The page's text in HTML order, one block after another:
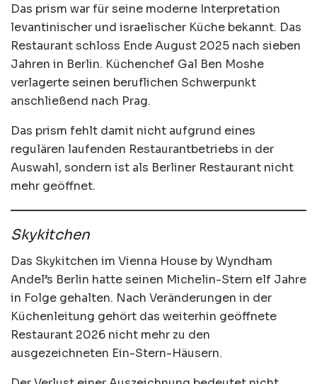
Das prism war für seine moderne Interpretation
levantinischer und israelischer Küche bekannt. Das
Restaurant schloss Ende August 2025 nach sieben
Jahren in Berlin. Küchenchef Gal Ben Moshe
verlagerte seinen beruflichen Schwerpunkt
anschließend nach Prag.
Das prism fehlt damit nicht aufgrund eines
regulären laufenden Restaurantbetriebs in der
Auswahl, sondern ist als Berliner Restaurant nicht
mehr geöffnet.
Skykitchen
Das Skykitchen im Vienna House by Wyndham
Andel’s Berlin hatte seinen Michelin-Stern elf Jahre
in Folge gehalten. Nach Veränderungen in der
Küchenleitung gehört das weiterhin geöffnete
Restaurant 2026 nicht mehr zu den
ausgezeichneten Ein-Stern-Häusern.